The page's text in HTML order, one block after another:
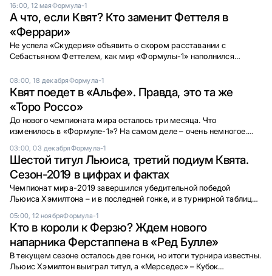
16:00, 12 маяФормула-1
А что, если Квят? Кто заменит Феттеля в
«Феррари»
Не успела «Скудерия» объявить о скором расставании с
Себастьяном Феттелем, как мир «Формулы-1» наполнился
кандидатов – россиянин Даниил Квят.
08:00, 18 декабряФормула-1
Квят поедет в «Альфе». Правда, это та же
«Торо Россо»
До нового чемпионата мира осталось три месяца. Что
изменилось в «Формуле-1»? На самом деле – очень немногое.
03:00, 03 декабряФормула-1
Шестой титул Льюиса, третий подиум Квята.
Сезон-2019 в цифрах и фактах
Чемпионат мира-2019 завершился убедительной победой
Льюиса Хэмилтона – и в последней гонке, и в турнирной таблице.
собрал главные цифры и факты сезона.
05:00, 12 ноябряФормула-1
Кто в короли к Ферзю? Ждем нового
напарника Ферстаппена в «Ред Булле»
В текущем сезоне осталось две гонки, но итоги турнира известны.
Льюис Хэмилтон выиграл титул, а «Мерседес» – Кубок